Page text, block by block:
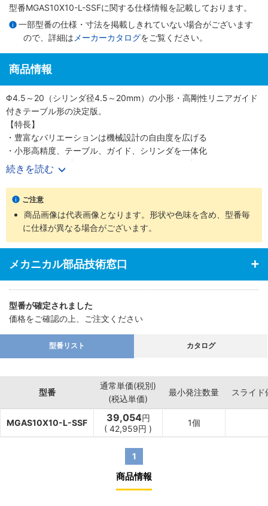
型番MGAS10X10-L-SSFに関する仕様情報を記載しております。
一部型番の仕様・寸法を掲載しきれていない場合がございます
ので、詳細は メーカーカタログをご覧ください。
商品情報
Φ4.5～20（シリンダ径4.5～20mm）の小形・高剛性リニアガイド
付きテーブル形の決定版。
【特長】
・豊富なバリエーションは機械設計の自由度を広げる
・小形高精度、テーブル、ガイド、シリンダを一体化
・シリンダ径6種類Φ4.5、6、8、10、12、20（直径4.5、6、8、
10、12、20mm）
・精密に長さを測定可能なストロークセンサも選択可能
【用途】
・あらゆる業界の空気圧機器や生産ラインに対応
続きを読む
ご注意
商品画像は代表画像となります。形状や色味を含め、型番毎
に仕様が異なる場合がございます。
メカニカル部品技術窓口
型番が確定されました
価格をご確認の上、ご注文ください
型番リスト カタログ
型番
通常単価(税別)
(税込単価)
最小発注数量 スライド
MGAS10X10-L-SSF 39,054円
( 42,959円 )
1個
1
商品情報